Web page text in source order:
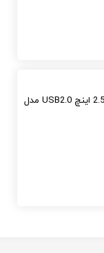
باکس هارد اکسترنال 2.5 اينچ USB2.0 مدل